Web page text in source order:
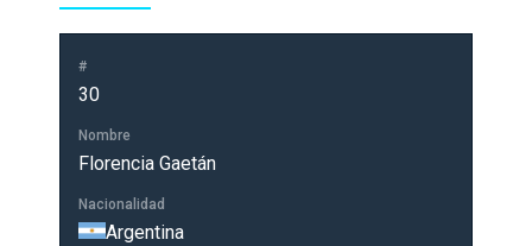
#
30
Nombre
Florencia Gaetán
Nacionalidad
Argentina